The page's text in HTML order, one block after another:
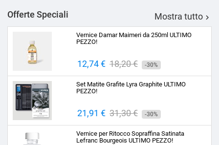
Offerte Speciali Mostra tutto 
Vernice Damar Maimeri da 250ml ULTIMO
PEZZO!
Prezzo
12,74 € Prezzo
base
18,20 € -30%
Set Matite Grafite Lyra Graphite ULTIMO
PEZZO!
Prezzo
21,91 € Prezzo
base
31,30 € -30%
Vernice per Ritocco Sopraffina Satinata
Lefranc Bourgeois ULTIMO PEZZO!